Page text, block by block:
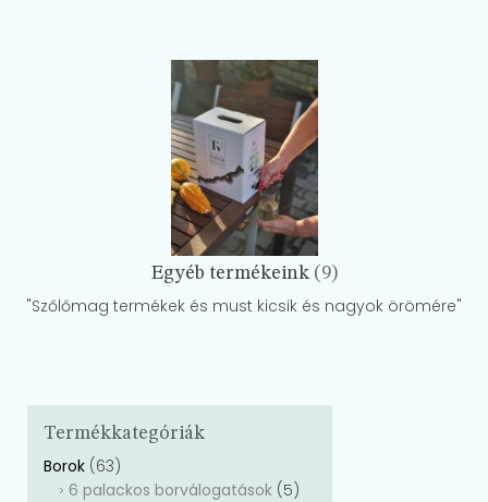
Egyéb termékeink (9)
"Szőlőmag termékek és must kicsik és nagyok örömére"
Termékkategóriák
Borok (63)
6 palackos borválogatások (5)